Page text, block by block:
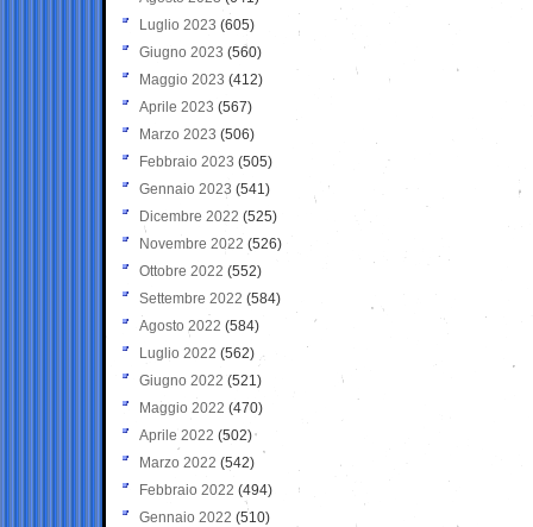
Luglio 2023 (605)
Giugno 2023 (560)
Maggio 2023 (412)
Aprile 2023 (567)
Marzo 2023 (506)
Febbraio 2023 (505)
Gennaio 2023 (541)
Dicembre 2022 (525)
Novembre 2022 (526)
Ottobre 2022 (552)
Settembre 2022 (584)
Agosto 2022 (584)
Luglio 2022 (562)
Giugno 2022 (521)
Maggio 2022 (470)
Aprile 2022 (502)
Marzo 2022 (542)
Febbraio 2022 (494)
Gennaio 2022 (510)